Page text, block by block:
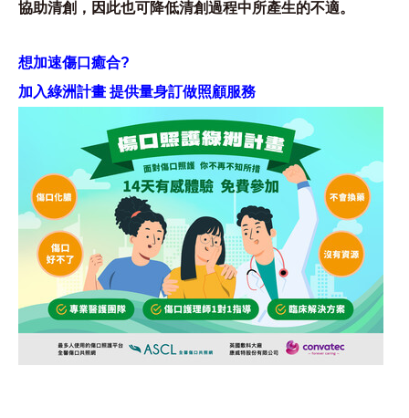
協助清創，因此也可降低清創過程中所產生的不適。
想加速傷口癒合?
加入綠洲計畫 提供量身訂做照顧服務